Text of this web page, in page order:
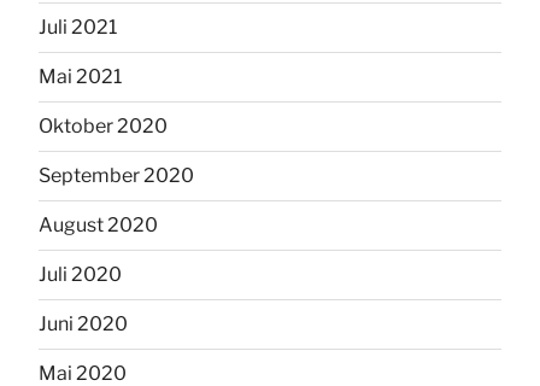
Juli 2021
Mai 2021
Oktober 2020
September 2020
August 2020
Juli 2020
Juni 2020
Mai 2020